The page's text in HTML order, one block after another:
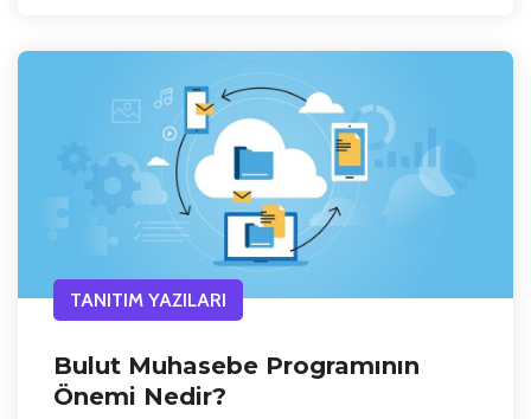
TANITIM YAZILARI
Bulut Muhasebe Programının
Önemi Nedir?